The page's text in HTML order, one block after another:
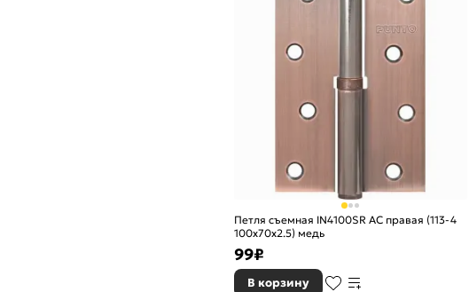
Петля съемная IN4100SR AC правая (113-4
100х70х2.5) медь
99₽
В корзину